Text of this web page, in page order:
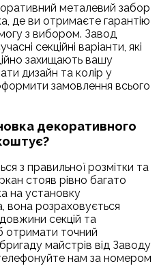
металевий забор
де ви отримаєте гарантію
з вибором. Завод
секційні варіанти, які
захищають вашу
дизайн та колір у
замовлення всього
декоративного
з правильної розмітки та
стояв рівно багато
на установку
вона розраховується
секцій та
отримати точний
майстрів від Заводу
нам за номером